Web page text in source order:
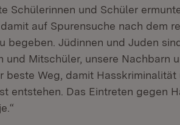
Schülerinnen und Schüler
auf Spurensuche nach dem
begeben. Jüdinnen und Juden
und Mitschüler, unsere Nachbarn
beste Weg, damit
entstehen. Das Eintreten gegen